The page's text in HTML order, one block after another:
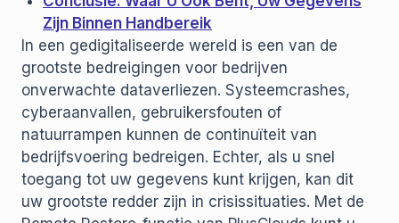
Zijn Binnen Handbereik
In een gedigitaliseerde wereld is een van de
grootste bedreigingen voor bedrijven
onverwachte dataverliezen. Systeemcrashes,
cyberaanvallen, gebruikersfouten of
natuurrampen kunnen de continuïteit van
bedrijfsvoering bedreigen. Echter, als u snel
toegang tot uw gegevens kunt krijgen, kan dit
uw grootste redder zijn in crisissituaties. Met de